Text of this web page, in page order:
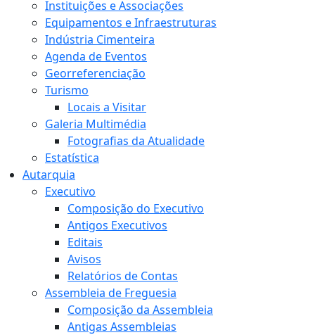
Instituições e Associações
Equipamentos e Infraestruturas
Indústria Cimenteira
Agenda de Eventos
Georreferenciação
Turismo
Locais a Visitar
Galeria Multimédia
Fotografias da Atualidade
Estatística
Autarquia
Executivo
Composição do Executivo
Antigos Executivos
Editais
Avisos
Relatórios de Contas
Assembleia de Freguesia
Composição da Assembleia
Antigas Assembleias